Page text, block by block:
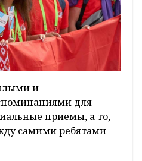
и
для
приемы, а то,
самими ребятами